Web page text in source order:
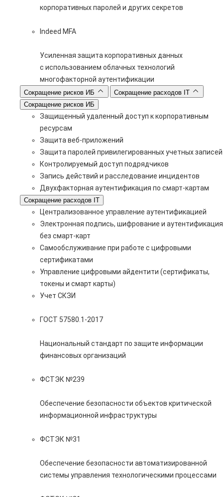
корпоративных паролей и других секретов
Indeed MFA
Усиленная защита корпоративных данных
с использованием облачных технологий
многофакторной аутентификации
Сокращение рисков ИБ
Сокращение расходов IT
Сокращение рисков ИБ
Защищенный удаленный доступ к корпоративным
ресурсам
Защита веб-приложений
Защита паролей привилегированных учетных записей
Контролируемый доступ подрядчиков
Запись действий и расследование инцидентов
Двухфакторная аутентификация по смарт-картам
Сокращение расходов IT
Централизованное управление аутентификацией
Электронная подпись, шифрование и аутентификация
без смарт-карт
Самообслуживание при работе с цифровыми
сертификатами
Управление цифровыми айдентити (сертификаты,
токены и смарт карты)
Учет СКЗИ
ГОСТ 57580.1-2017
Национальный стандарт по защите информации
финансовых организаций
ФСТЭК №239
Обеспечение безопасности объектов критической
информационной инфраструктуры
ФСТЭК №31
Обеспечение безопасности автоматизированной
системы управления технологическими процессами